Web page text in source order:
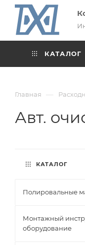
КАТАЛОГ
Главная —
Авт.
КАТАЛОГ
Полировальные
Монтажный
оборудование